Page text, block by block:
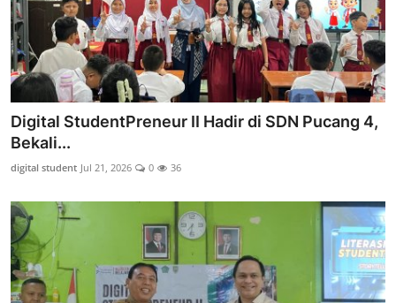
Digital StudentPreneur II Hadir di SDN Pucang 4,
Bekali...
digital student Jul 21, 2026 0 36